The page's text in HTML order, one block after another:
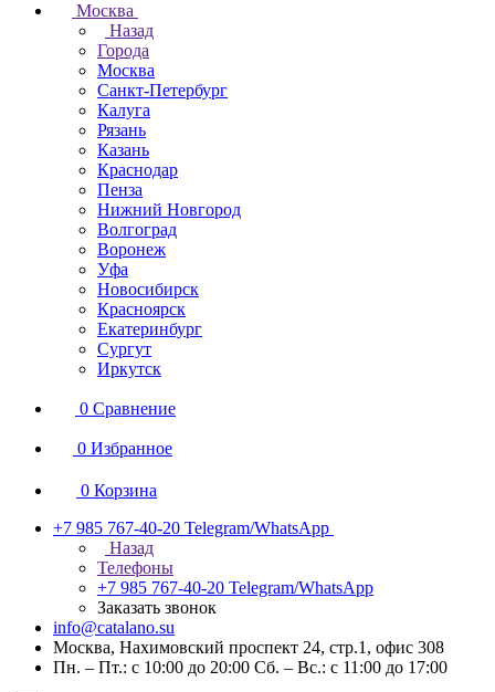
Москва
Назад
Города
Москва
Санкт-Петербург
Калуга
Рязань
Казань
Краснодар
Пенза
Нижний Новгород
Волгоград
Воронеж
Уфа
Новосибирск
Красноярск
Екатеринбург
Сургут
Иркутск
0 Сравнение
0 Избранное
0 Корзина
+7 985 767-40-20 Telegram/WhatsApp
Назад
Телефоны
+7 985 767-40-20 Telegram/WhatsApp
Заказать звонок
info@catalano.su
Москва, Нахимовский проспект 24, стр.1, офис 308
Пн. – Пт.: с 10:00 до 20:00 Сб. – Вс.: с 11:00 до 17:00